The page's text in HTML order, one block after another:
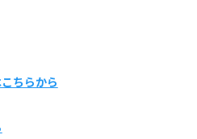
ちらから